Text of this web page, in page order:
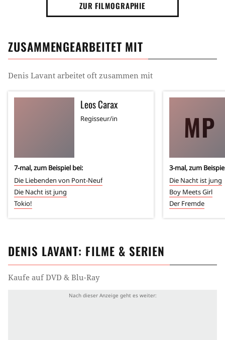
ZUR FILMOGRAPHIE
ZUSAMMENGEARBEITET MIT
Denis Lavant arbeitet oft zusammen mit
Leos Carax
Regisseur/in
7-mal, zum Beispiel bei:
Die Liebenden von Pont-Neuf
Die Nacht ist jung
Tokio!
MP
3-mal, zum
Die Nacht ist jung
Boy Meets Girl
Der Fremde
DENIS LAVANT: FILME & SERIEN
Kaufe auf DVD & Blu-Ray